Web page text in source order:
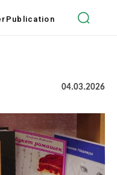
Publication
04.03.2026